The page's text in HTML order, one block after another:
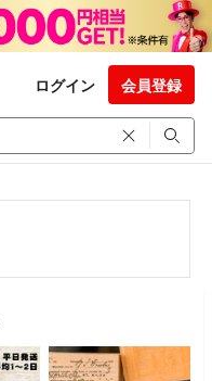
ログイン 会員登録